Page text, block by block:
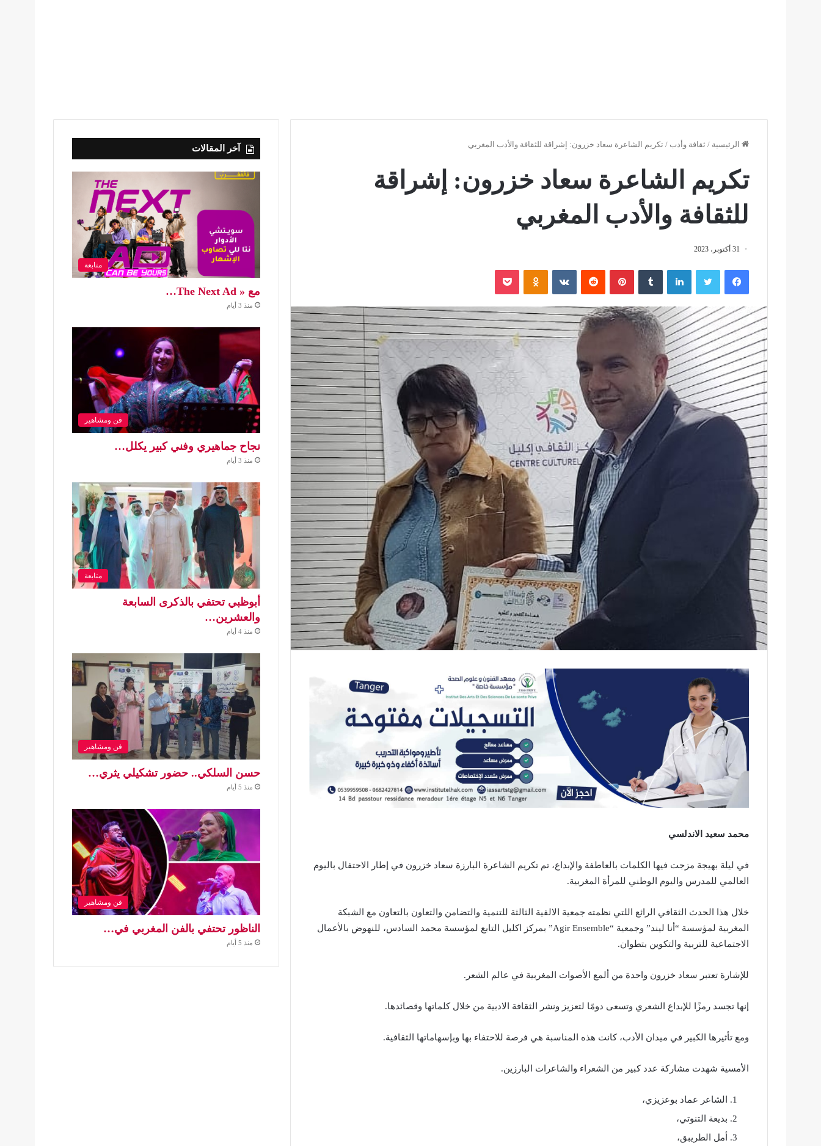
الرئيسية / ثقافة وأدب / تكريم الشاعرة سعاد خزرون: إشراقة للثقافة والأدب المغربي
تكريم الشاعرة سعاد خزرون: إشراقة
للثقافة والأدب المغربي
31 أكتوبر، 2023
فيسبوك تويتر لينكدإن بينتيريست Odnoklassniki
بوكيت
محمد سعيد الاندلسي
في ليلة بهيجة مزجت فيها الكلمات بالعاطفة والإبداع، تم تكريم الشاعرة البارزة سعاد خزرون في إطار الاحتفال باليوم
العالمي للمدرس واليوم الوطني للمرأة المغربية.
خلال هذا الحدث الثقافي الرائع اللتي نظمته جمعية الالفية الثالثة للتنمية والتضامن والتعاون بالتعاون مع الشبكة
المغربية لمؤسسة “أنا ليند” وجمعية “Agir Ensemble” بمركز اكليل التابع لمؤسسة محمد السادس، للنهوض بالأعمال
الاجتماعية للتربية والتكوين بتطوان.
للإشارة تعتبر سعاد خزرون واحدة من ألمع الأصوات المغربية في عالم الشعر.
إنها تجسد رمزًا للإبداع الشعري وتسعى دومًا لتعزيز ونشر الثقافة الادبية من خلال كلماتها وقصائدها.
ومع تأثيرها الكبير في ميدان الأدب، كانت هذه المناسبة هي فرصة للاحتفاء بها وبإسهاماتها الثقافية.
الأمسية شهدت مشاركة عدد كبير من الشعراء والشاعرات البارزين.
الشاعر عماد بوعزيزي،
بديعة التنوتي،
أمل الطريبق،
آخر المقالات
متابعة
مع « The Next Ad…
منذ 3 أيام
فن ومشاهير
نجاح جماهيري وفني كبير يكلل…
منذ 3 أيام
متابعة
أبوظبي تحتفي بالذكرى السابعة
والعشرين…
منذ 4 أيام
فن ومشاهير
حسن السلكي.. حضور تشكيلي يثري…
منذ 5 أيام
فن ومشاهير
الناظور تحتفي بالفن المغربي في…
منذ 5 أيام